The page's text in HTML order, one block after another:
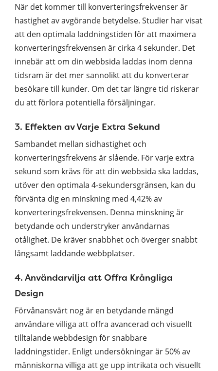
När det kommer till konverteringsfrekvenser är
hastighet av avgörande betydelse. Studier har visat
att den optimala laddningstiden för att maximera
konverteringsfrekvensen är cirka 4 sekunder. Det
innebär att om din webbsida laddas inom denna
tidsram är det mer sannolikt att du konverterar
besökare till kunder. Om det tar längre tid riskerar
du att förlora potentiella försäljningar.
3. Effekten av Varje Extra Sekund
Sambandet mellan sidhastighet och
konverteringsfrekvens är slående. För varje extra
sekund som krävs för att din webbsida ska laddas,
utöver den optimala 4-sekundersgränsen, kan du
förvänta dig en minskning med 4,42% av
konverteringsfrekvensen. Denna minskning är
betydande och understryker användarnas
otålighet. De kräver snabbhet och överger snabbt
långsamt laddande webbplatser.
4. Användarvilja att Offra Krångliga
Design
Förvånansvärt nog är en betydande mängd
användare villiga att offra avancerad och visuellt
tilltalande webbdesign för snabbare
laddningstider. Enligt undersökningar är 50% av
människorna villiga att ge upp intrikata och visuellt